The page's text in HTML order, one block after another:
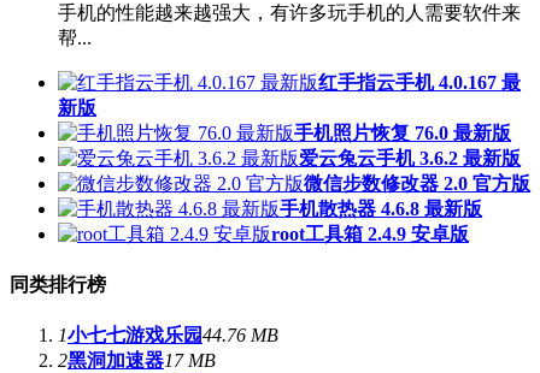
手机的性能越来越强大，有许多玩手机的人需要软件来
帮...
红手指云手机 4.0.167 最
新版
手机照片恢复 76.0 最新版
爱云兔云手机 3.6.2 最新版
微信步数修改器 2.0 官方版
手机散热器 4.6.8 最新版
root工具箱 2.4.9 安卓版
同类排行榜
1小七七游戏乐园44.76 MB
2黑洞加速器17 MB